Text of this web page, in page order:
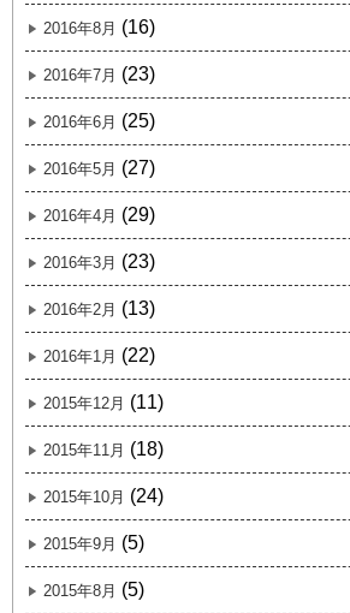
2016年8月 (16)
2016年7月 (23)
2016年6月 (25)
2016年5月 (27)
2016年4月 (29)
2016年3月 (23)
2016年2月 (13)
2016年1月 (22)
2015年12月 (11)
2015年11月 (18)
2015年10月 (24)
2015年9月 (5)
2015年8月 (5)